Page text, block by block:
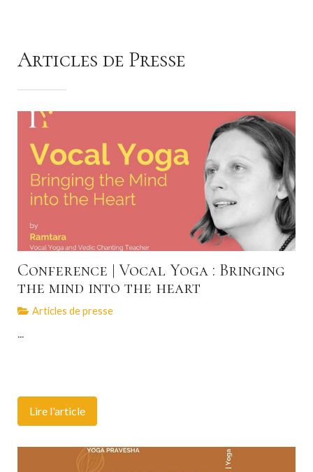
Articles de Presse
Conference | Vocal Yoga : Bringing
the mind into the heart
Articles de presse
...
Lire l'article